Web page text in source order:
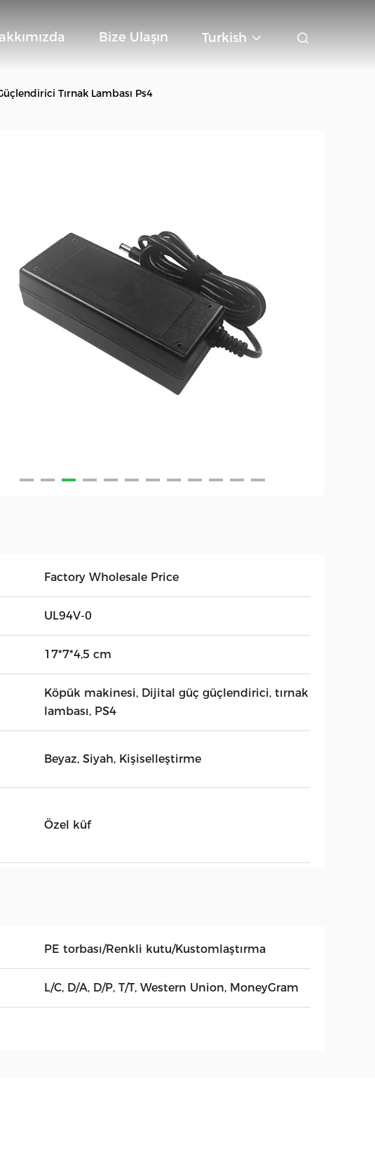
Bize Ulaşın Turkish
Tırnak Lambası Ps4
Factory Wholesale Price
UL94V-0
17*7*4,5 cm
Köpük makinesi, Dijital güç güçlendirici, tırnak
lambası, PS4
Beyaz, Siyah, Kişiselleştirme
Özel küf
PE torbası/Renkli kutu/Kustomlaştırma
L/C, D/A, D/P, T/T, Western Union, MoneyGram